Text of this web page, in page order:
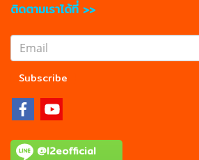
ติดตามเราได้ที่ >>
Subscribe
@l2eofficial